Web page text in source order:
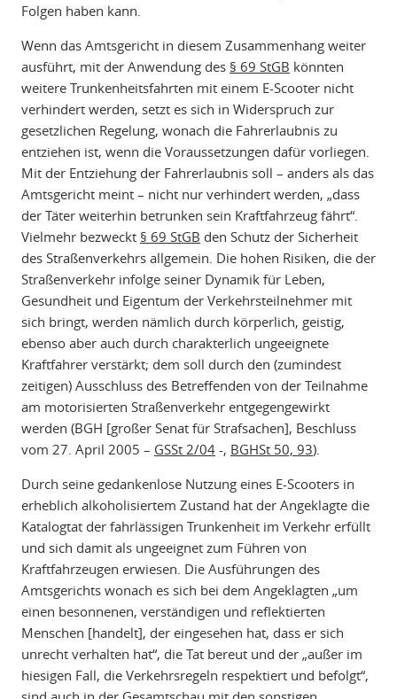
Folgen haben kann.
Wenn das Amtsgericht in diesem Zusammenhang weiter
ausführt, mit der Anwendung des § 69 StGB könnten
weitere Trunkenheitsfahrten mit einem E-Scooter nicht
verhindert werden, setzt es sich in Widerspruch zur
gesetzlichen Regelung, wonach die Fahrerlaubnis zu
entziehen ist, wenn die Voraussetzungen dafür vorliegen.
Mit der Entziehung der Fahrerlaubnis soll – anders als das
Amtsgericht meint – nicht nur verhindert werden, „dass
der Täter weiterhin betrunken sein Kraftfahrzeug fährt“.
Vielmehr bezweckt § 69 StGB den Schutz der Sicherheit
des Straßenverkehrs allgemein. Die hohen Risiken, die der
Straßenverkehr infolge seiner Dynamik für Leben,
Gesundheit und Eigentum der Verkehrsteilnehmer mit
sich bringt, werden nämlich durch körperlich, geistig,
ebenso aber auch durch charakterlich ungeeignete
Kraftfahrer verstärkt; dem soll durch den (zumindest
zeitigen) Ausschluss des Betreffenden von der Teilnahme
am motorisierten Straßenverkehr entgegengewirkt
werden (BGH [großer Senat für Strafsachen], Beschluss
vom 27. April 2005 – GSSt 2/04-, BGHSt 50, 93).
Durch seine gedankenlose Nutzung eines E-Scooters in
erheblich alkoholisiertem Zustand hat der Angeklagte die
Katalogtat der fahrlässigen Trunkenheit im Verkehr erfüllt
und sich damit als ungeeignet zum Führen von
Kraftfahrzeugen erwiesen. Die Ausführungen des
Amtsgerichts wonach es sich bei dem Angeklagten „um
einen besonnenen, verständigen und reflektierten
Menschen [handelt], der eingesehen hat, dass er sich
unrecht verhalten hat“, die Tat bereut und der „außer im
hiesigen Fall, die Verkehrsregeln respektiert und befolgt“,